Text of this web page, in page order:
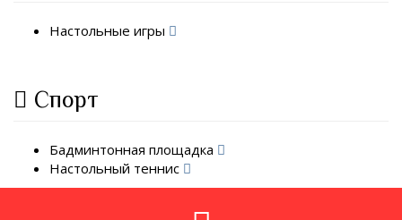
Настольные игры
Спорт
Бадминтонная площадка
Настольный теннис